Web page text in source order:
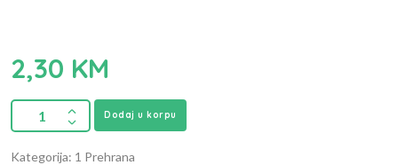
2,30 KM
Dodaj u korpu
Kategorija: 1 Prehrana